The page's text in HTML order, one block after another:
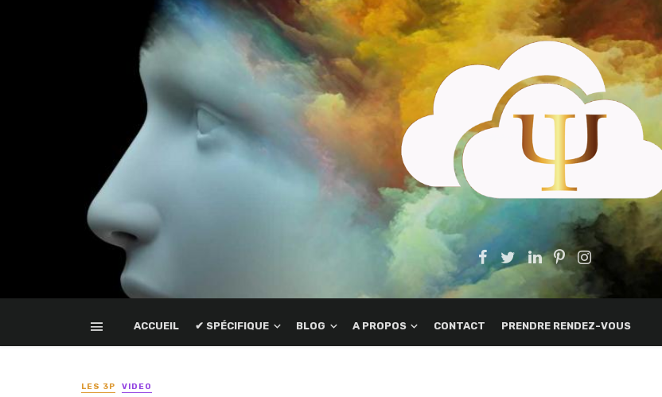
ACCUEIL ✔ SPÉCIFIQUE BLOG A PROPOS CONTACT PRENDRE RENDEZ-VOUS
LES 3P VIDEO